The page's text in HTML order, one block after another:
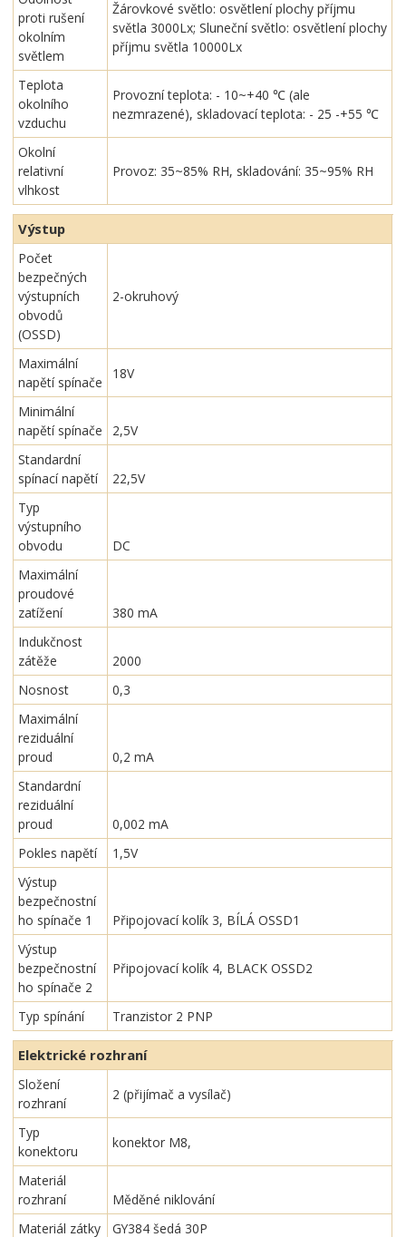
proti rušení
okolním
světlem
Žárovkové světlo: osvětlení plochy příjmu
světla 3000Lx; Sluneční světlo: osvětlení plochy
příjmu světla 10000Lx
Teplota
okolního
vzduchu
Provozní teplota: - 10~+40 ℃ (ale
nezmrazené), skladovací teplota: - 25 -+55 ℃
Okolní
relativní
vlhkost
Provoz: 35~85% RH, skladování: 35~95% RH
Výstup
Počet
bezpečných
výstupních
obvodů
(OSSD)
2-okruhový
Maximální
napětí spínače
18V
Minimální
napětí spínače
2,5V
Standardní
spínací napětí
22,5V
Typ
výstupního
obvodu
DC
Maximální
proudové
zatížení
380 mA
Indukčnost
zátěže
2000
Nosnost
0,3
Maximální
reziduální
proud
0,2 mA
Standardní
reziduální
proud
0,002 mA
Pokles napětí
1,5V
Výstup
bezpečnostní
ho spínače 1
Připojovací kolík 3, BÍLÁ OSSD1
Výstup
bezpečnostní
ho spínače 2
Připojovací kolík 4, BLACK OSSD2
Typ spínání Tranzistor 2 PNP
Elektrické rozhraní
Složení
rozhraní
2 (přijímač a vysílač)
Typ
konektoru
konektor M8,
Materiál
rozhraní
Měděné niklování
Materiál zátky
GY384 šedá 30P